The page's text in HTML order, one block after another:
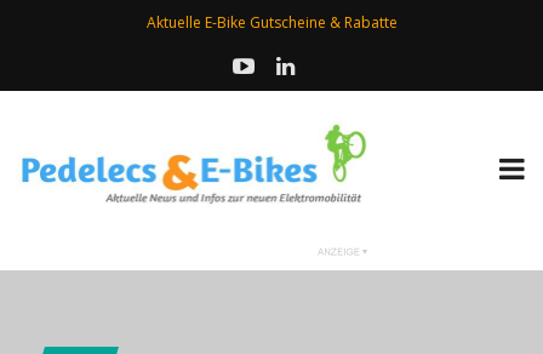
Aktuelle E-Bike Gutscheine & Rabatte